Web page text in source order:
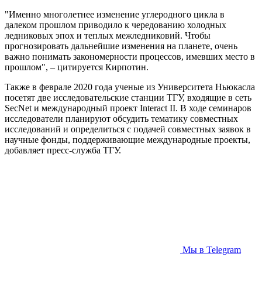
"Именно многолетнее изменение углеродного цикла в
далеком прошлом приводило к чередованию холодных
ледниковых эпох и теплых межледниковий. Чтобы
прогнозировать дальнейшие изменения на планете, очень
важно понимать закономерности процессов, имевших место в
прошлом", – цитируется Кирпотин.
Также в феврале 2020 года ученые из Университета Ньюкасла
посетят две исследовательские станции ТГУ, входящие в сеть
SecNet и международный проект Interact II. В ходе семинаров
исследователи планируют обсудить тематику совместных
исследований и определиться с подачей совместных заявок в
научные фонды, поддерживающие международные проекты,
добавляет пресс-служба ТГУ.
Мы в Telegram